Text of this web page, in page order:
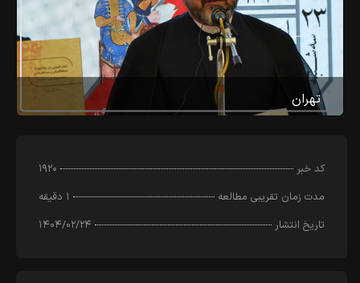
تهران
کد خبر
۱۹۲۰
مدت زمان تقریبی مطالعه
۱ دقیقه
تاریخ انتشار
۱۴۰۴/۰۲/۲۴